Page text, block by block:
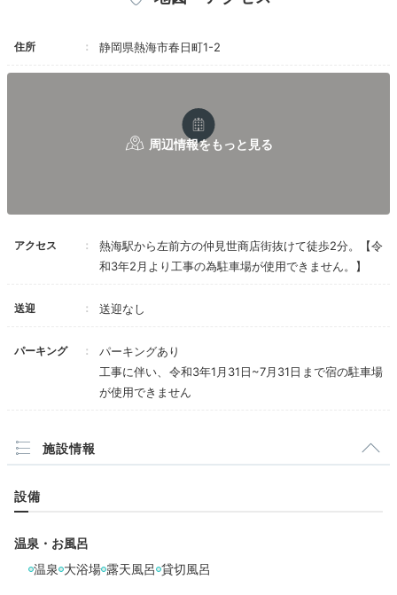
部屋風呂や大浴場で
名湯・熱海温泉を堪能
天風呂や貸切風呂、大浴場など種類豊富な湯船で楽しめ
ます。部屋風呂でのプライベートな温泉タイムにも憧れ
Relax
21:00
クールダウン
住所 静岡県熱海市春日町1-2
アクセス
熱海駅から左前方の仲見世商店街抜けて徒歩2分。【令
和3年2月より工事の為駐車場が使用できません。】
送迎 送迎なし
パーキング
パーキングあり
工事に伴い、令和3年1月31日~7月31日まで宿の駐車場
が使用できません
施設情報
設備
温泉・お風呂
温泉 大浴場 露天風呂 貸切風呂